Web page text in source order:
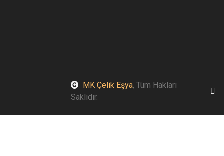
MK Çelik Eşya, Tüm Hakları
Saklıdır.